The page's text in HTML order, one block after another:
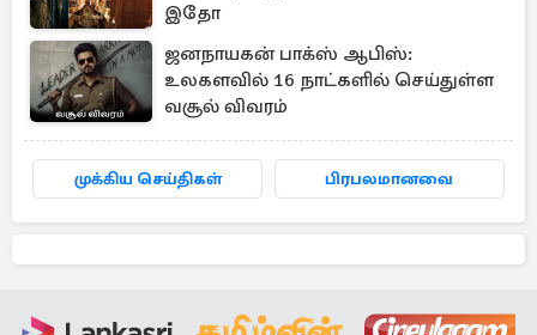
இதோ
ஜனநாயகன் பாக்ஸ் ஆபிஸ்:
உலகளவில் 16 நாட்களில் செய்துள்ள
வசூல் விவரம்
முக்கிய செய்திகள் பிரபலமானவை